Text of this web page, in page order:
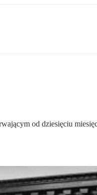
od dziesięciu